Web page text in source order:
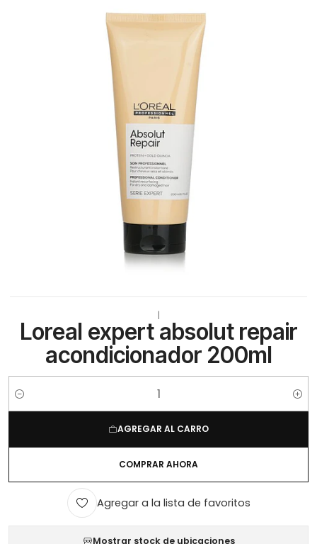
Loreal expert absolut repair
acondicionador 200ml
Cantidad
AGREGAR AL CARRO
COMPRAR AHORA
Agregar a la lista de favoritos
Mostrar stock de ubicaciones